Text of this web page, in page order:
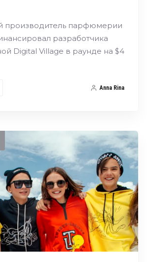
производитель парфюмерии
разработчика
Digital Village в раунде на $4
Anna Rina